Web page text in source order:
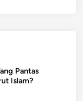
Pantas
Islam?